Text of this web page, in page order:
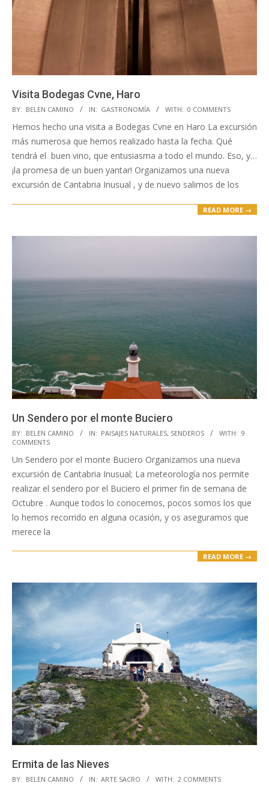
Visita Bodegas Cvne, Haro
2018-
01-
03
BY: BELEN CAMINO IN: GASTRONOMÍA WITH: 0 COMMENTS
Hemos hecho una visita a Bodegas Cvne en Haro La excursión
más numerosa que hemos realizado hasta la fecha. Qué
tendrá el buen vino, que entusiasma a todo el mundo. Eso, y…
¡la promesa de un buen yantar! Organizamos una nueva
excursión de Cantabria Inusual , y de nuevo salimos de los
READ MORE →
Un Sendero por el monte Buciero
2017-
10-
03
BY: BELEN CAMINO IN: PAISAJES NATURALES, SENDEROS WITH: 9
COMMENTS
Un Sendero por el monte Buciero Organizamos una nueva
excursión de Cantabria Inusual; La meteorología nos permite
realizar el sendero por el Buciero el primer fin de semana de
Octubre . Aunque todos lo conocemos, pocos somos los que
lo hemos recorrido en alguna ocasión, y os aseguramos que
merece la
READ MORE →
Ermita de las Nieves
2017-
BY: BELEN CAMINO IN: ARTE SACRO WITH: 2 COMMENTS